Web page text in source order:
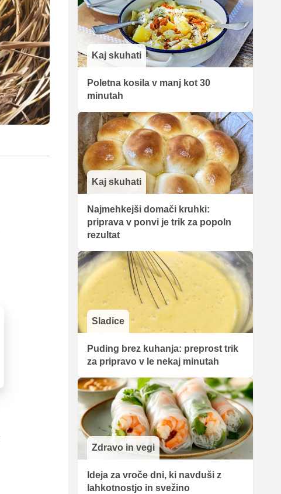
Kaj skuhati
Poletna kosila v manj kot 30
minutah
Kaj skuhati
Najmehkejši domači kruhki:
priprava v ponvi je trik za popoln
rezultat
Sladice
Puding brez kuhanja: preprost trik
za pripravo v le nekaj minutah
Zdravo in vegi
Ideja za vroče dni, ki navduši z
lahkotnostjo in svežino